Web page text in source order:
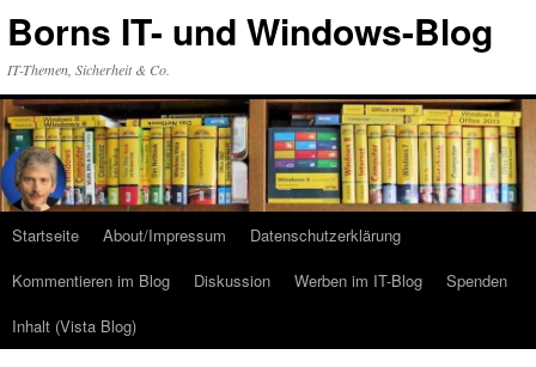
Inhalt
Borns IT- und Windows-Blog
IT-Themen, Sicherheit & Co.
Startseite About/Impressum
Datenschutzerklärung
Kommentieren im Blog
Diskussion Werben im IT-Blog
Spenden
Inhalt (Vista Blog)